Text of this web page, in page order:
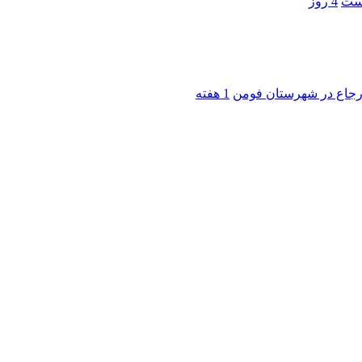
ارجاع در شهرستان فومن 1 هفته